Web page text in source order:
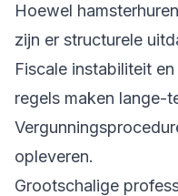
Hoewel
zijn er structurele
Fiscale instabiliteit
regels maken lange-
opleveren.
Grootschalige